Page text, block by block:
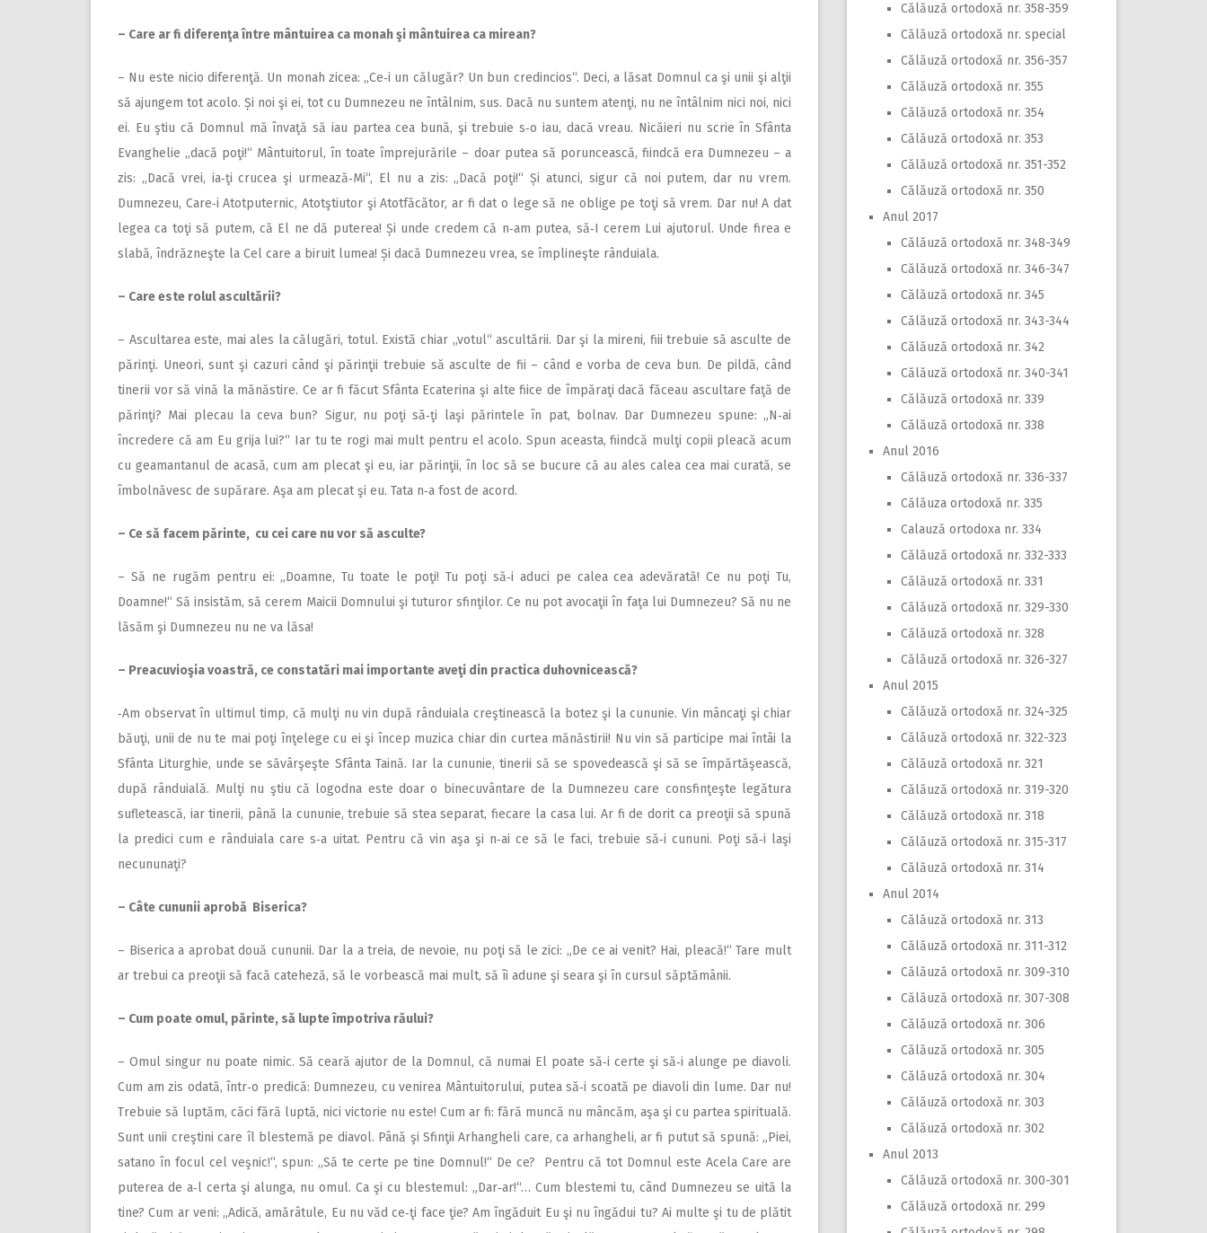
– Care ar fi diferenţa între mântuirea ca monah şi mântuirea ca mirean?
– Nu este nicio diferenţă. Un monah zicea: „Ce‑i un călugăr? Un bun credincios“. Deci, a lăsat Domnul ca şi unii şi alţii
să ajungem tot acolo. Și noi şi ei, tot cu Dumnezeu ne întâlnim, sus. Dacă nu suntem atenţi, nu ne întâlnim nici noi, nici
ei. Eu ştiu că Domnul mă învaţă să iau partea cea bună, şi trebuie s‑o iau, dacă vreau. Nicăieri nu scrie în Sfânta
Evanghelie „dacă poţi!“ Mântuitorul, în toate împrejurările – doar putea să poruncească, fiindcă era Dumnezeu – a
zis: „Dacă vrei, ia‑ţi crucea şi urmează‑Mi“, El nu a zis: „Dacă poţi!“ Și atunci, sigur că noi putem, dar nu vrem.
Dumnezeu, Care‑i Atotputernic, Atotştiutor şi Atotfăcător, ar fi dat o lege să ne oblige pe toţi să vrem. Dar nu! A dat
legea ca toţi să putem, că El ne dă puterea! Și unde credem că n‑am putea, să‑I cerem Lui ajutorul. Unde firea e
slabă, îndrăzneşte la Cel care a biruit lumea! Și dacă Dumnezeu vrea, se împlineşte rânduiala.
– Care este rolul ascultării?
– Ascultarea este, mai ales la călugări, totul. Există chiar „votul“ ascultării. Dar şi la mireni, fiii trebuie să asculte de
părinţi. Uneori, sunt şi cazuri când şi părinţii trebuie să asculte de fii – când e vorba de ceva bun. De pildă, când
tinerii vor să vină la mănăstire. Ce ar fi făcut Sfânta Ecaterina şi alte fiice de împăraţi dacă făceau ascultare faţă de
părinţi? Mai plecau la ceva bun? Sigur, nu poţi să‑ţi laşi părintele în pat, bolnav. Dar Dumnezeu spune: „N‑ai
încredere că am Eu grija lui?“ Iar tu te rogi mai mult pentru el acolo. Spun aceasta, fiindcă mulţi copii pleacă acum
cu geamantanul de acasă, cum am plecat şi eu, iar părinţii, în loc să se bucure că au ales calea cea mai curată, se
îmbolnăvesc de supărare. Aşa am plecat şi eu. Tata n‑a fost de acord.
– Ce să facem părinte, cu cei care nu vor să asculte?
– Să ne rugăm pentru ei: „Doamne, Tu toate le poţi! Tu poţi să‑i aduci pe calea cea adevărată! Ce nu poţi Tu,
Doamne!“ Să insistăm, să cerem Maicii Domnului şi tuturor sfinţilor. Ce nu pot avocaţii în faţa lui Dumnezeu? Să nu ne
lăsăm şi Dumnezeu nu ne va lăsa!
– Preacuvioşia voastră, ce constatări mai importante aveţi din practica duhovnicească?
‑Am observat în ultimul timp, că mulţi nu vin după rânduiala creştinească la botez şi la cununie. Vin mâncaţi şi chiar
băuţi, unii de nu te mai poţi înţelege cu ei şi încep muzica chiar din curtea mănăstirii! Nu vin să participe mai întâi la
Sfânta Liturghie, unde se săvârşeşte Sfânta Taină. Iar la cununie, tinerii să se spovedească şi să se împărtăşească,
după rânduială. Mulţi nu ştiu că logodna este doar o binecuvântare de la Dumnezeu care consfinţeşte legătura
sufletească, iar tinerii, până la cununie, trebuie să stea separat, fiecare la casa lui. Ar fi de dorit ca preoţii să spună
la predici cum e rânduiala care s‑a uitat. Pentru că vin aşa şi n‑ai ce să le faci, trebuie să‑i cununi. Poţi să‑i laşi
necununaţi?
– Câte cununii aprobă Biserica?
– Biserica a aprobat două cununii. Dar la a treia, de nevoie, nu poţi să le zici: „De ce ai venit? Hai, pleacă!“ Tare mult
ar trebui ca preoţii să facă cateheză, să le vorbească mai mult, să îi adune şi seara şi în cursul săptămânii.
– Cum poate omul, părinte, să lupte împotriva răului?
– Omul singur nu poate nimic. Să ceară ajutor de la Domnul, că numai El poate să‑i certe şi să‑i alunge pe diavoli.
Cum am zis odată, într‑o predică: Dumnezeu, cu venirea Mântuitorului, putea să‑i scoată pe diavoli din lume. Dar nu!
Trebuie să luptăm, căci fără luptă, nici victorie nu este! Cum ar fi: fără muncă nu mâncăm, aşa şi cu partea spirituală.
Sunt unii creştini care îl blestemă pe diavol. Până şi Sfinţii Arhangheli care, ca arhangheli, ar fi putut să spună: „Piei,
satano în focul cel veşnic!“, spun: „Să te certe pe tine Domnul!“ De ce? Pentru că tot Domnul este Acela Care are
puterea de a‑l certa şi alunga, nu omul. Ca şi cu blestemul: „Dar‑ar!“… Cum blestemi tu, când Dumnezeu se uită la
tine? Cum ar veni: „Adică, amărâtule, Eu nu văd ce‑ţi face ţie? Am îngăduit Eu şi nu îngădui tu? Ai multe şi tu de plătit
Călăuză ortodoxă nr. 358-359
Călăuză ortodoxă nr. special
Călăuză ortodoxă nr. 356-357
Călăuză ortodoxă nr. 355
Călăuză ortodoxă nr. 354
Călăuză ortodoxă nr. 353
Călăuză ortodoxă nr. 351-352
Călăuză ortodoxă nr. 350
Anul 2017
Călăuză ortodoxă nr. 348-349
Călăuză ortodoxă nr. 346-347
Călăuză ortodoxă nr. 345
Călăuză ortodoxă nr. 343-344
Călăuză ortodoxă nr. 342
Călăuză ortodoxă nr. 340-341
Călăuză ortodoxă nr. 339
Călăuză ortodoxă nr. 338
Anul 2016
Călăuză ortodoxă nr. 336-337
Călăuza ortodoxă nr. 335
Calauză ortodoxa nr. 334
Călăuză ortodoxă nr. 332-333
Călăuză ortodoxă nr. 331
Călăuză ortodoxă nr. 329-330
Călăuză ortodoxă nr. 328
Călăuză ortodoxă nr. 326-327
Anul 2015
Călăuză ortodoxă nr. 324-325
Călăuză ortodoxă nr. 322-323
Călăuză ortodoxă nr. 321
Călăuză ortodoxă nr. 319-320
Călăuză ortodoxă nr. 318
Călăuză ortodoxă nr. 315-317
Călăuză ortodoxă nr. 314
Anul 2014
Călăuză ortodoxă nr. 313
Călăuză ortodoxă nr. 311-312
Călăuză ortodoxă nr. 309-310
Călăuză ortodoxă nr. 307-308
Călăuză ortodoxă nr. 306
Călăuză ortodoxă nr. 305
Călăuză ortodoxă nr. 304
Călăuză ortodoxă nr. 303
Călăuză ortodoxă nr. 302
Anul 2013
Călăuză ortodoxă nr. 300-301
Călăuză ortodoxă nr. 299